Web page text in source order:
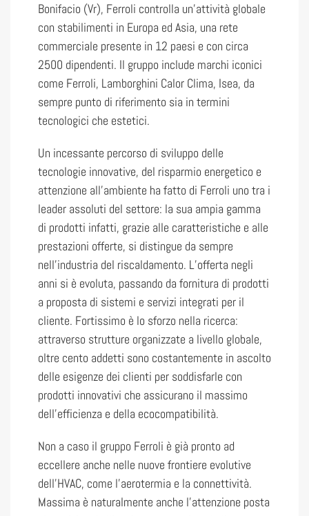
Bonifacio (Vr), Ferroli controlla un’attività globale
con stabilimenti in Europa ed Asia, una rete
commerciale presente in 12 paesi e con circa
2500 dipendenti. Il gruppo include marchi iconici
come Ferroli, Lamborghini Calor Clima, Isea, da
sempre punto di riferimento sia in termini
tecnologici che estetici.
Un incessante percorso di sviluppo delle
tecnologie innovative, del risparmio energetico e
attenzione all’ambiente ha fatto di Ferroli uno tra i
leader assoluti del settore: la sua ampia gamma
di prodotti infatti, grazie alle caratteristiche e alle
prestazioni offerte, si distingue da sempre
nell’industria del riscaldamento. L’offerta negli
anni si è evoluta, passando da fornitura di prodotti
a proposta di sistemi e servizi integrati per il
cliente. Fortissimo è lo sforzo nella ricerca:
attraverso strutture organizzate a livello globale,
oltre cento addetti sono costantemente in ascolto
delle esigenze dei clienti per soddisfarle con
prodotti innovativi che assicurano il massimo
dell’efficienza e della ecocompatibilità.
Non a caso il gruppo Ferroli è già pronto ad
eccellere anche nelle nuove frontiere evolutive
dell’HVAC, come l’aerotermia e la connettività.
Massima è naturalmente anche l’attenzione posta